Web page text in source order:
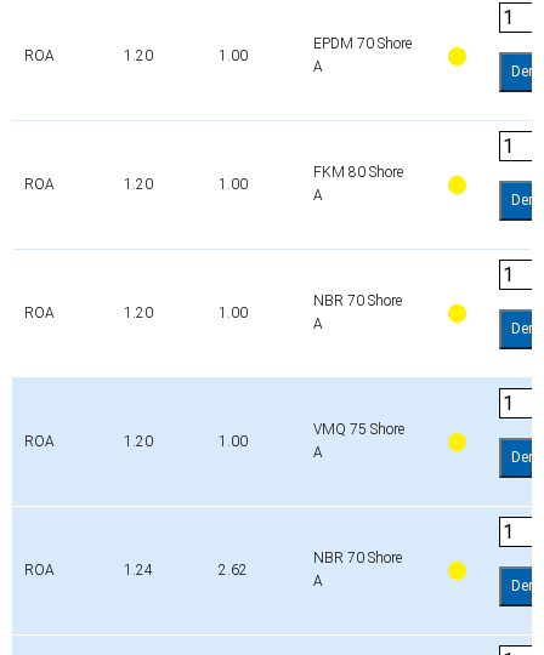
ROA 1.20 1.00
EPDM 70 Shore
A
ROA 1.20 1.00
FKM 80 Shore
A
ROA 1.20 1.00
NBR 70 Shore
A
ROA 1.20 1.00
VMQ 75 Shore
A
ROA 1.24 2.62
NBR 70 Shore
A